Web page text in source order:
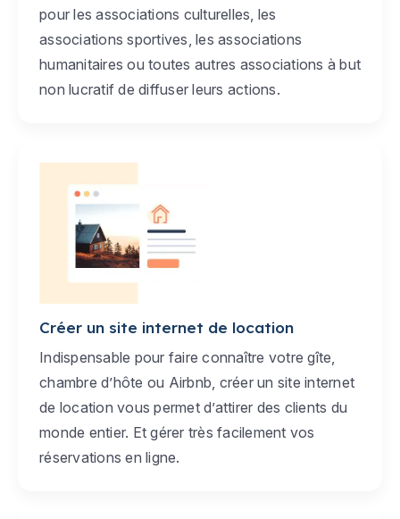
pour les associations culturelles, les
associations sportives, les associations
humanitaires ou toutes autres associations à but
non lucratif de diffuser leurs actions.
Créer un site internet de location
Indispensable pour faire connaître votre gîte,
chambre d’hôte ou Airbnb, créer un site internet
de location vous permet d’attirer des clients du
monde entier. Et gérer très facilement vos
réservations en ligne.